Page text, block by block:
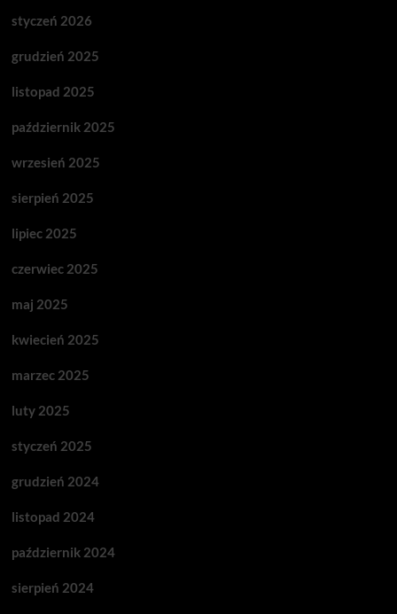
styczeń 2026
grudzień 2025
listopad 2025
październik 2025
wrzesień 2025
sierpień 2025
lipiec 2025
czerwiec 2025
maj 2025
kwiecień 2025
marzec 2025
luty 2025
styczeń 2025
grudzień 2024
listopad 2024
październik 2024
sierpień 2024